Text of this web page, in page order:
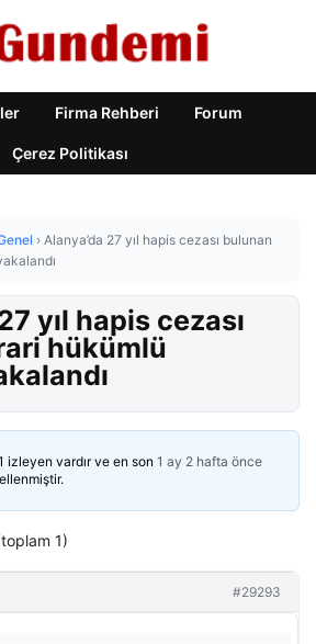
Firma Rehberi Forum
Çerez Politikası
› Alanya’da 27 yıl hapis cezası bulunan
yıl hapis cezası
hükümlü
izleyen vardır ve en son 1 ay 2 hafta önce
1)
#29293